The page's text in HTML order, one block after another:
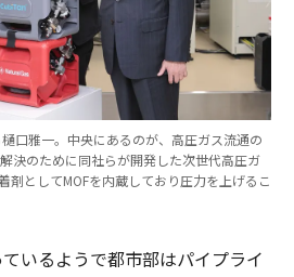
口雅一。中央にあるのが、高圧ガス流通の
決のために同社らが開発した次世代高圧ガ
剤としてMOFを内蔵しており圧力を上げるこ
いるようで都市部はパイプライ